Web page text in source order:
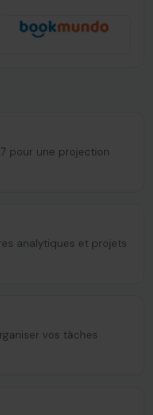
pour une projection
analytiques et projets
vos tâches